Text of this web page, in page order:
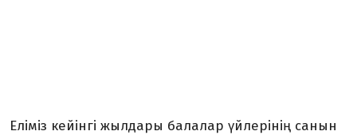
Еліміз кейінгі жылдары балалар үйлерінің санын